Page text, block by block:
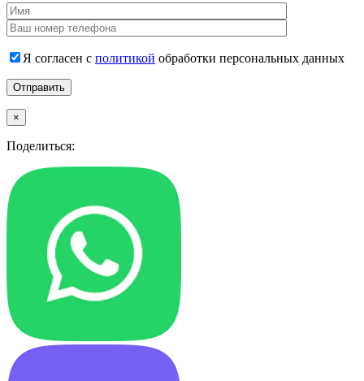
Я согласен с политикой обработки персональных данных
×
Поделиться: